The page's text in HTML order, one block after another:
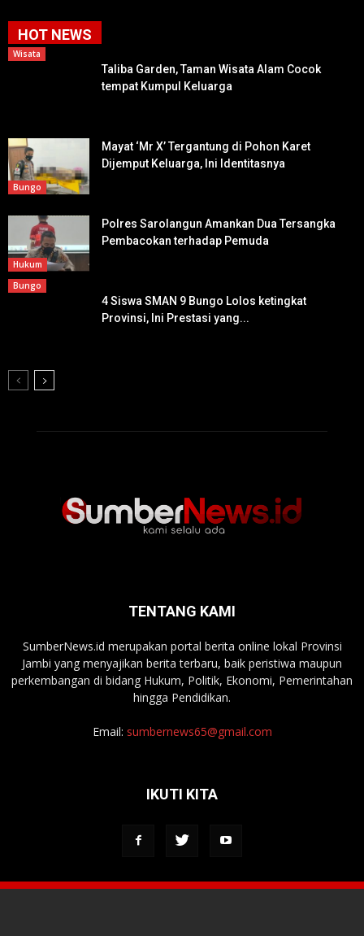
HOT NEWS
Wisata
Taliba Garden, Taman Wisata Alam Cocok
tempat Kumpul Keluarga
Bungo
Mayat ‘Mr X’ Tergantung di Pohon Karet
Dijemput Keluarga, Ini Identitasnya
Hukum
Polres Sarolangun Amankan Dua Tersangka
Pembacokan terhadap Pemuda
Bungo
4 Siswa SMAN 9 Bungo Lolos ketingkat
Provinsi, Ini Prestasi yang...
TENTANG KAMI
SumberNews.id merupakan portal berita online lokal Provinsi
Jambi yang menyajikan berita terbaru, baik peristiwa maupun
perkembangan di bidang Hukum, Politik, Ekonomi, Pemerintahan
hingga Pendidikan.
Email: sumbernews65@gmail.com
IKUTI KITA